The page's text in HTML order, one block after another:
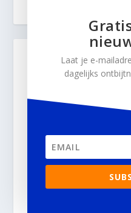
Laat je e-
dagelijks